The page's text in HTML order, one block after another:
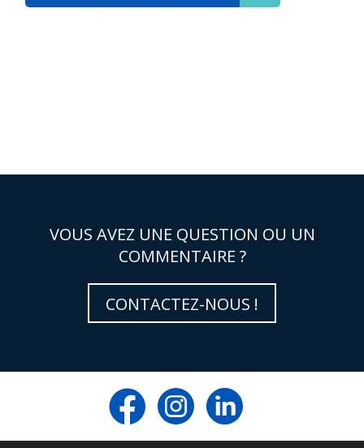
VOUS AVEZ UNE QUESTION OU UN
COMMENTAIRE ?
CONTACTEZ-NOUS !